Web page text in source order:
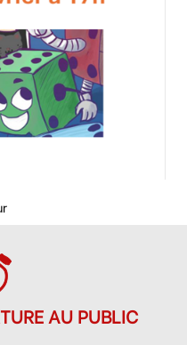
AU PUBLIC